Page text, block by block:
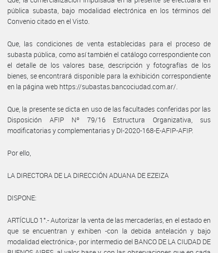
pública subasta, bajo modalidad electrónica en los términos del
Convenio citado en el Visto.
Que, las condiciones de venta establecidas para el proceso de
subasta pública, como así también el catálogo correspondiente con
el detalle de los valores base, descripción y fotografías de los
bienes, se encontrará disponible para la exhibición correspondiente
en la página web https://subastas.bancociudad.com.ar/.
Que, la presente se dicta en uso de las facultades conferidas por las
Disposición AFIP Nº 79/16 Estructura Organizativa, sus
modificatorias y complementarias y DI-2020-168-E-AFIP-AFIP.
Por ello,
LA DIRECTORA DE LA DIRECCIÓN ADUANA DE EZEIZA
DISPONE:
ARTÍCULO 1°.- Autorizar la venta de las mercaderías, en el estado en
que se encuentran y exhiben -con la debida antelación y bajo
modalidad electrónica-, por intermedio del BANCO DE LA CIUDAD DE